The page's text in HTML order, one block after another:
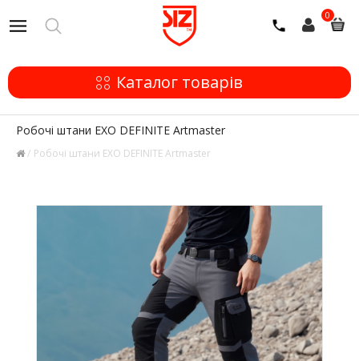
0
Каталог товарів
Робочі штани EXO DEFINITE Artmaster
Робочі штани EXO DEFINITE Artmaster